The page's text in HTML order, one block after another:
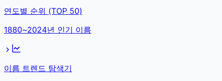
연도별 순위 (TOP 50)
1880~2024년 인기 이름
이름 트렌드 탐색기